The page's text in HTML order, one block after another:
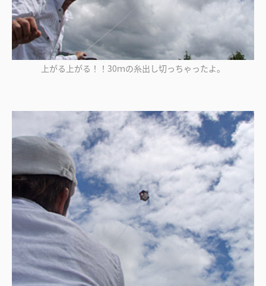
上がる上がる！！30ｍの糸出し切っちゃったよ。